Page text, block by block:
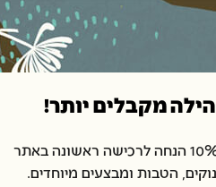
מקבלים יותר!
הטבות ומבצעים מיוחדים.